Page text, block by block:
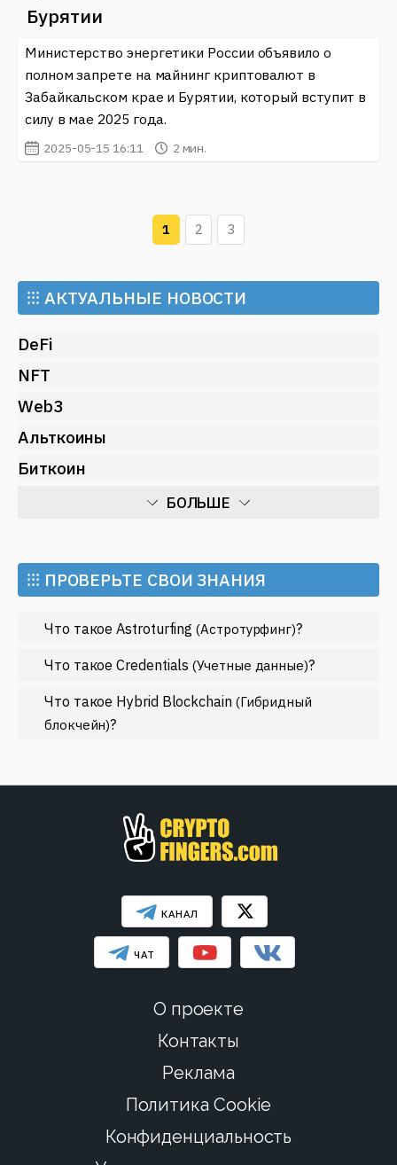
Бурятии
Министерство энергетики России объявило о
полном запрете на майнинг криптовалют в
Забайкальском крае и Бурятии, который вступит в
силу в мае 2025 года.
2025-05-15 16:11 2 мин.
1 2 3
⁝⁝⁝ АКТУАЛЬНЫЕ НОВОСТИ
DeFi
NFT
Web3
Альткоины
Биткоин
БОЛЬШЕ
Майнинг
Метавселенные
Регулирование
Рынок и события
Экономика
Эфириум
⁝⁝⁝ ПРОВЕРЬТЕ СВОИ ЗНАНИЯ
Что такое Astroturfing(Астротурфинг)?
Что такое Credentials(Учетные данные)?
Что такое Hybrid Blockchain (Гибридный
блокчейн)?
КАНАЛ
ЧАТ
О проекте
Контакты
Реклама
Политика Cookie
Конфиденциальность